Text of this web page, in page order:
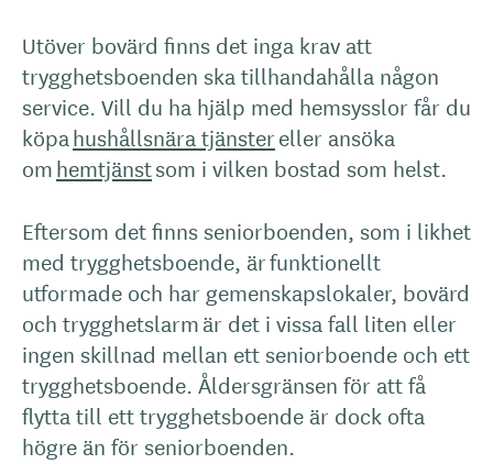
Utöver bovärd finns det inga krav att
trygghetsboenden ska tillhandahålla någon
service. Vill du ha hjälp med hemsysslor får du
köpahushållsnära tjänstereller ansöka
omhemtjänstsom i vilken bostad som helst.
Eftersom det finns seniorboenden, som i likhet
med trygghetsboende, är funktionellt
utformade och har gemenskapslokaler, bovärd
och trygghetslarm är det i vissa fall liten eller
ingen skillnad mellan ett seniorboende och ett
trygghetsboende. Åldersgränsen för att få
flytta till ett trygghetsboende är dock ofta
högre än för seniorboenden.